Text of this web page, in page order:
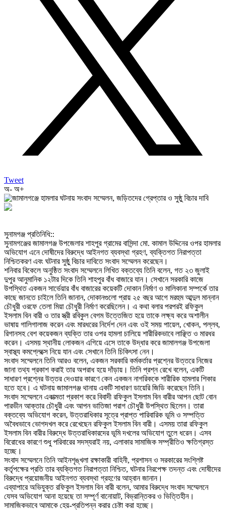
Tweet
অ- অ+
‎সুনামগঞ্জ প্রতিনিধি::
‎সুনামগঞ্জের জামালগঞ্জ উপজেলার শাহপুর গ্রামের বাসিন্দা মো. কামাল উদ্দিনের ওপর হামলার
অভিযোগ এনে দোষীদের বিরুদ্ধে আইনগত ব্যবস্থা গ্রহণ, ব্যক্তিগত নিরাপত্তা
নিশ্চিতকরণ এবং ঘটনার সুষ্ঠু বিচার দাবিতে সংবাদ সম্মেলন করেছেন।
‎শনিবার বিকেলে অনুষ্ঠিত সংবাদ সম্মেলনে লিখিত বক্তব্যে তিনি বলেন, গত ২৩ জুলাই
দুপুর আনুমানিক ১২টার দিকে তিনি শাহপুর বাঁধ বাজারে যান। সেখানে সরকারি কাজে
উপস্থিত একজন সার্ভেয়ার বাঁধ বাজারের কয়েকটি দোকান নির্মাণ ও মালিকানা সম্পর্কে তার
কাছে জানতে চাইলে তিনি জানান, দোকানগুলো প্রায় ২৫ বছর আগে মরহুম আব্দুল মান্নান
চৌধুরী ওরফে তেলা মিয়া চৌধুরী নির্মাণ করেছিলেন। এ কথা বলার পরপরই রফিকুল
ইসলাম বিন বারী ও তার স্ত্রী রবিকুল বেগম উত্তেজিত হয়ে তাকে লক্ষ্য করে অশালীন
ভাষায় গালিগালাজ করেন এবং মারধরের নির্দেশ দেন এবং ওই সময় পায়েল, খোকন, পল্লব,
রিগানসহ বেশ কয়েকজন ব্যক্তি তার ওপর হামলা চালিয়ে শারীরিকভাবে লাঞ্ছিত ও মারধর
করেন। এসময় স্থানীয় লোকজন এগিয়ে এসে তাকে উদ্ধার করে জামালগঞ্জ উপজেলা
স্বাস্থ্য কমপ্লেক্সে নিয়ে যান এবং সেখানে তিনি চিকিৎসা নেন।
‎সংবাদ সম্মেলনে তিনি আরও বলেন, একজন সরকারি কর্মকর্তার প্রশ্নের উত্তরে নিজের
জানা তথ্য প্রকাশ করাই তার অপরাধ হয়ে দাঁড়ায়। তিনি প্রশ্ন রেখে বলেন, একটি
সাধারণ প্রশ্নের উত্তর দেওয়ার কারণে কেন একজন নাগরিককে শারীরিক হামলার শিকার
হতে হবে। এ ঘটনায় জামালগঞ্জ থানায় একটি সাধারণ ডায়েরি জিডি করেছেন তিনি।
‎সংবাদ সম্মেলনে একাত্মতা প্রকাশ করে বিবাদী রফিকুল ইসলাম বিন বারীর আপন ছোট বোন
পারভীন আক্তার চৌধুরী এবং আপন ভাতিজা পরাগ চৌধুরী উপস্থিত ছিলেন। তারা
বক্তব্যে অভিযোগ করেন, উত্তরাধিকার সূত্রে প্রাপ্ত পারিবারিক ভূমি ও সম্পত্তি
অবৈধভাবে ভোগদখল করে রেখেছেন রফিকুল ইসলাম বিন বারী। এসময় তারা রফিকুল
ইসলাম বিন বারীর বিরুদ্ধে উত্তরাধিকারদের ভূমি দখলের অভিযোগ তুলে ধরেন। এসব
বিরোধের কারণে শুধু পরিবারের সদস্যরাই নয়, এলাকার সামাজিক সম্প্রীতিও ক্ষতিগ্রস্ত
হচ্ছে।
‎সংবাদ সম্মেলনে তিনি আইনশৃঙ্খলা রক্ষাকারী বাহিনী, প্রশাসন ও সরকারের সংশ্লিষ্ট
কর্তৃপক্ষের প্রতি তার ব্যক্তিগত নিরাপত্তা নিশ্চিত, ঘটনার নিরপেক্ষ তদন্ত এবং দোষীদের
বিরুদ্ধে প্রয়োজনীয় আইনগত ব্যবস্থা গ্রহণের আহ্বান জানান।
‎এব্যাপারে অভিযুক্ত রফিকুল ইসলাম বিন বারী বলেন, আমার বিরুদ্ধে সংবাদ সম্মেলনে
যেসব অভিযোগ আনা হয়েছে তা সম্পূর্ণ বানোয়াট, বিভ্রান্তিকর ও ভিত্তিহীন।
সামাজিকভাবে আমাকে হেয়-প্রতিপন্ন করার চেষ্টা করা হচ্ছে।